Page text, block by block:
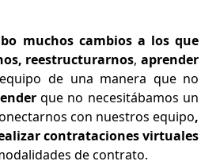
muchos cambios a los que
reestructurarnos,aprender
de una manera que no
que no necesitábamos un
con nuestros equipo,
contrataciones virtuales
de contrato.